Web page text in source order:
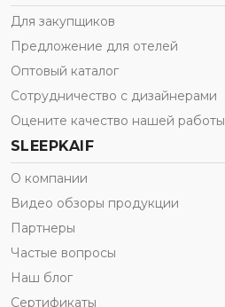
Для закупщиков
Предложение для отелей
Оптовый каталог
Сотрудничество с дизайнерами
Оцените качество нашей работы
SLEEPKAIF
О компании
Видео обзоры продукции
Партнеры
Частые вопросы
Наш блог
Сертификаты